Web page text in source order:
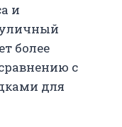
и
уличный
более
с
для